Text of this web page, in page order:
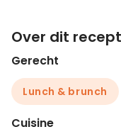
Over dit recept
Gerecht
Lunch & brunch
Cuisine